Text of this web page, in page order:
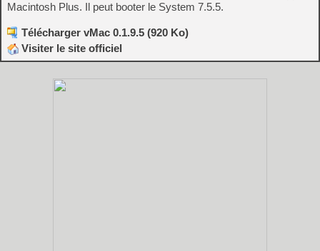
Macintosh Plus. Il peut booter le System 7.5.5.
Télécharger vMac 0.1.9.5 (920 Ko)
Visiter le site officiel